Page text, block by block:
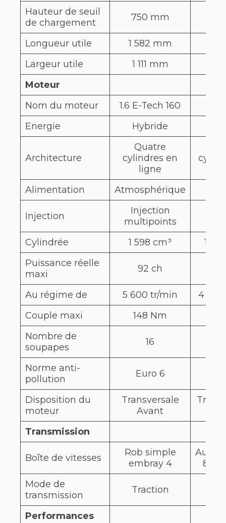
Hauteur de seuil
de chargement
750 mm
Longueur utile 1 582 mm
Largeur utile
1 111 mm
Moteur
Nom du moteur
1.6 E-Tech 160
1.6
Energie
Hybride
Architecture
Quatre
cylindres en
ligne
Alimentation
Atmosphérique
Injection
Injection
multipoints
Cylindrée
1 598 cm³
1
Puissance réelle
maxi
92 ch
Au régime de 5 600 tr/min
4
Couple maxi
148 Nm
Nombre de
soupapes
16
Norme anti-
pollution
Euro 6
Disposition du
moteur
Transversale
Avant
Transmission
Boîte de vitesses
Rob simple
embray 4
8
Mode de
transmission
Traction
Performances